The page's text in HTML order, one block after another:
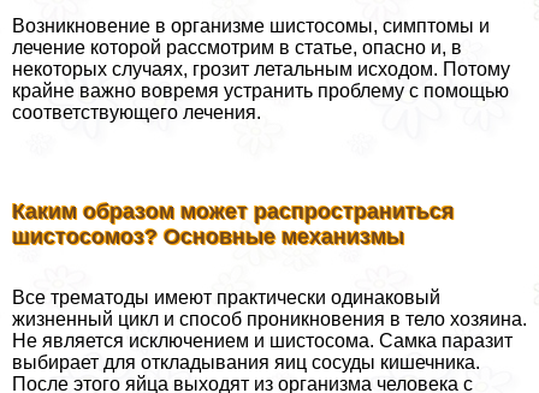
Возникновение в организме шистосомы, симптомы и
лечение которой рассмотрим в статье, опасно и, в
некоторых случаях, грозит летальным исходом. Потому
крайне важно вовремя устранить проблему с помощью
соответствующего лечения.
Каким образом может распространиться
шистосомоз? Основные механизмы
Все трематоды имеют пpaктически одинаковый
жизненный цикл и способ проникновения в тело хозяина.
Не является исключением и шистосома. Самка паразит
выбирает для откладывания яиц сосуды кишечника.
После этого яйца выходят из организма человека с